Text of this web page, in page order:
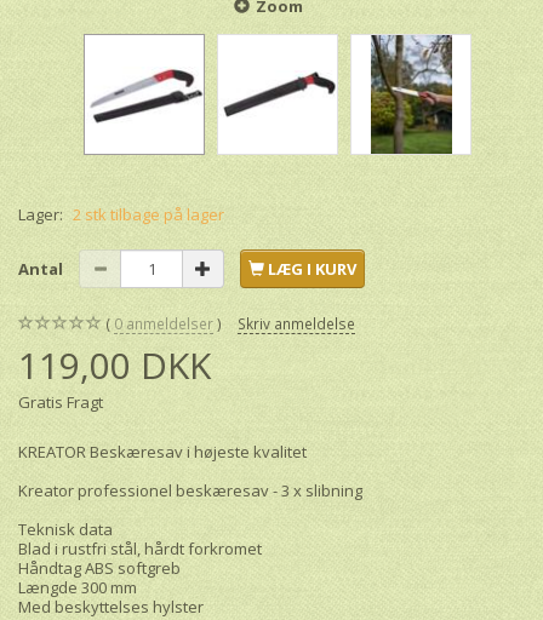
Zoom
Lager: 2 stk tilbage på lager
Antal LÆG I KURV
0 anmeldelser Skriv anmeldelse
119,00 DKK
Gratis Fragt
KREATOR Beskæresav i højeste kvalitet
Kreator professionel beskæresav - 3 x slibning
Teknisk data
Blad i rustfri stål, hårdt forkromet
Håndtag ABS softgreb
Længde 300 mm
Med beskyttelses hylster